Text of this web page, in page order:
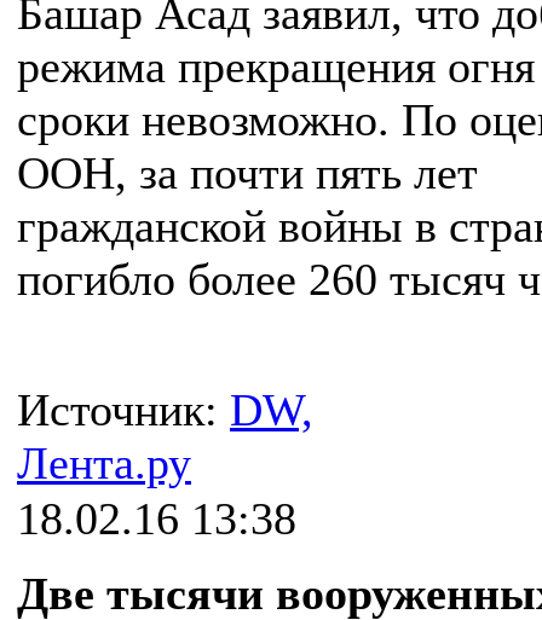
Башар Асад заявил, что
режима прекращения огня
сроки невозможно. По
ООН, за почти пять лет
гражданской войны в
погибло более 260 тысяч
Источник: DW,
Лента.ру
18.02.16 13:38
Две тысячи